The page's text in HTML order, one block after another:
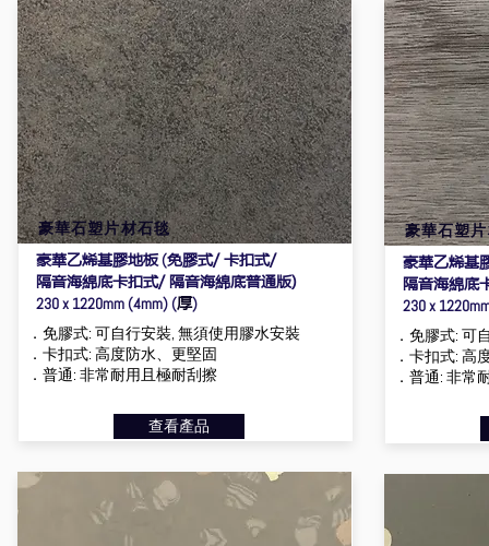
豪華石塑片材石毯
豪華乙烯基膠地板(免膠式/ 卡扣式/
隔音海綿底卡扣式/ 隔音海綿底普通版)
230 x 1220mm (4mm) (厚)
．免膠式: 可自行安裝, 無須使用膠水安裝
．卡扣式: 高度防水、更堅固
．普通: 非常耐用且極耐刮擦
查看產品
豪華石塑
豪華乙烯基
隔音海綿底
230 x
．免膠式: 可
．卡扣式: 高
．普通: 非常